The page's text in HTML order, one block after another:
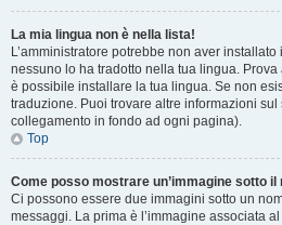
La mia lingua non è nella lista!
L’amministratore potrebbe non aver
nessuno lo ha tradotto nella tua lingua.
è possibile installare la tua lingua. Se non
traduzione. Puoi trovare altre informazioni sul
collegamento in fondo ad ogni pagina).
Top
Come posso mostrare un’immagine sotto il
Ci possono essere due immagini sotto un
messaggi. La prima è l’immagine associata